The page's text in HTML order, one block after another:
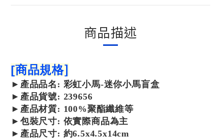
商品描述
[商品規格]
► 產品品名: 彩虹小馬-迷你小馬盲盒
► 產品貨號: 239656
► 產品材質: 100%聚酯纖維等
►包裝尺寸: 依實際商品為主
►產品尺寸: 約6.5x4.5x14cm